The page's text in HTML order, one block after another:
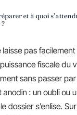
et à quoi
laisse pas
fiscale du
sans passer
anodin : un oubli
dossier s’enlise.